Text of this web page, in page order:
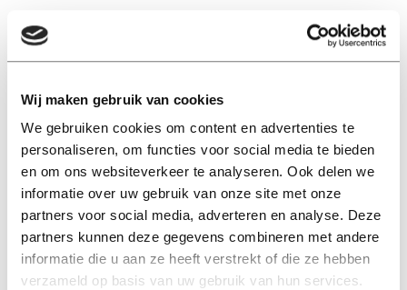
Wij maken gebruik van cookies
We gebruiken cookies om content en advertenties te
personaliseren, om functies voor social media te bieden
en om ons websiteverkeer te analyseren. Ook delen we
informatie over uw gebruik van onze site met onze
partners voor social media, adverteren en analyse. Deze
partners kunnen deze gegevens combineren met andere
informatie die u aan ze heeft verstrekt of die ze hebben
verzameld op basis van uw gebruik van hun services.
EN
genetisch testen
Interview
Weten dat je mogelijk jong
sterft heeft invloed op je
toekomstige financiële situatie
18 oktober 2023